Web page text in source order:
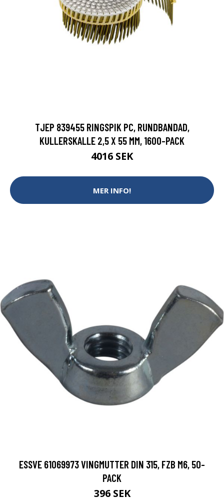
TJEP 839455 RINGSPIK PC, RUNDBANDAD,
KULLERSKALLE 2,5 X 55 MM, 1600-PACK
4016 SEK
MER INFO!
ESSVE 61069973 VINGMUTTER DIN 315, FZB M6, 50-
PACK
396 SEK